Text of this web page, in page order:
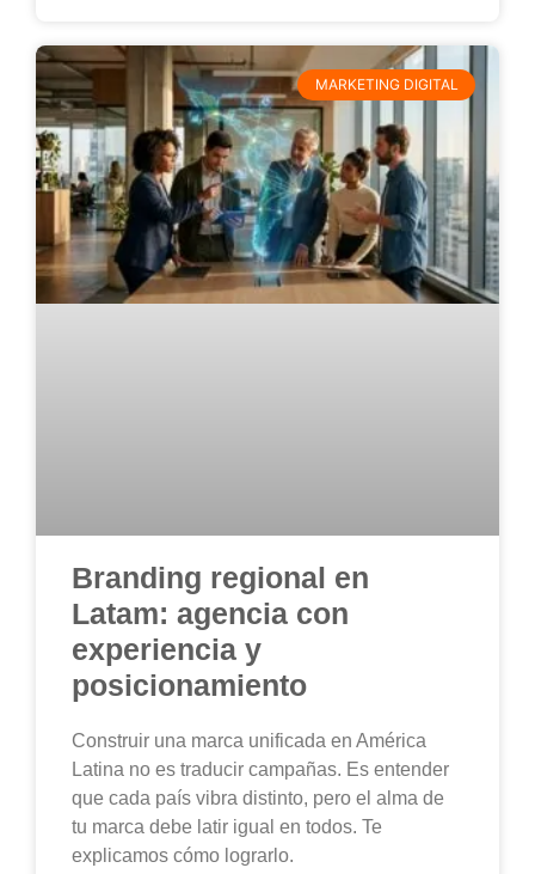
MARKETING DIGITAL
Branding regional en
Latam: agencia con
experiencia y
posicionamiento
Construir una marca unificada en América
Latina no es traducir campañas. Es entender
que cada país vibra distinto, pero el alma de
tu marca debe latir igual en todos. Te
explicamos cómo lograrlo.